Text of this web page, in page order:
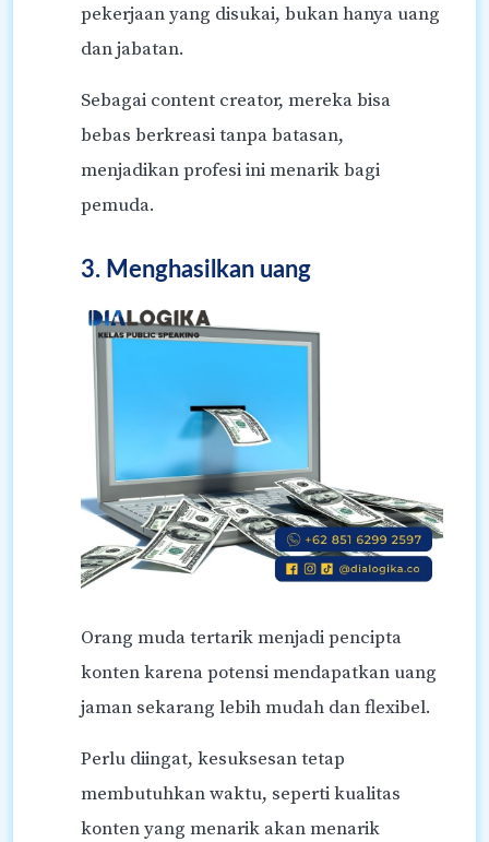
pekerjaan yang disukai, bukan hanya uang
dan jabatan.
Sebagai content creator, mereka bisa
bebas berkreasi tanpa batasan,
menjadikan profesi ini menarik bagi
pemuda.
3. Menghasilkan uang
Orang muda tertarik menjadi pencipta
konten karena potensi mendapatkan uang
jaman sekarang lebih mudah dan flexibel.
Perlu diingat, kesuksesan tetap
membutuhkan waktu, seperti kualitas
konten yang menarik akan menarik